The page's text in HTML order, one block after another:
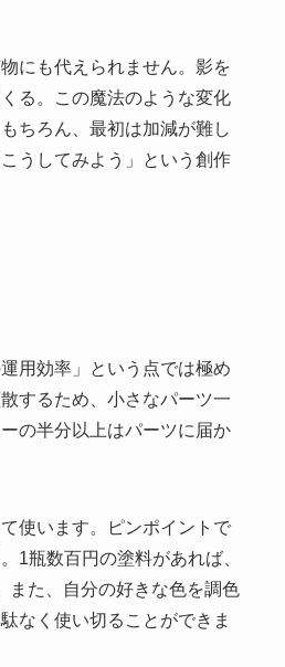
にも代えられません。影を
る。この魔法のような変化
ちろん、最初は加減が難し
うしてみよう」という創作
用効率」という点では極め
するため、小さなパーツ一
の半分以上はパーツに届か
使います。ピンポイントで
1瓶数百円の塗料があれば、
また、自分の好きな色を調色
なく使い切ることができま